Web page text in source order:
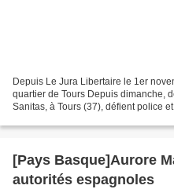
Depuis Le Jura Libertaire le 1er
quartier de Tours Depuis dimanche,
Sanitas, à Tours (37), défient police
[Pays Basque]Aurore
autorités espagnoles